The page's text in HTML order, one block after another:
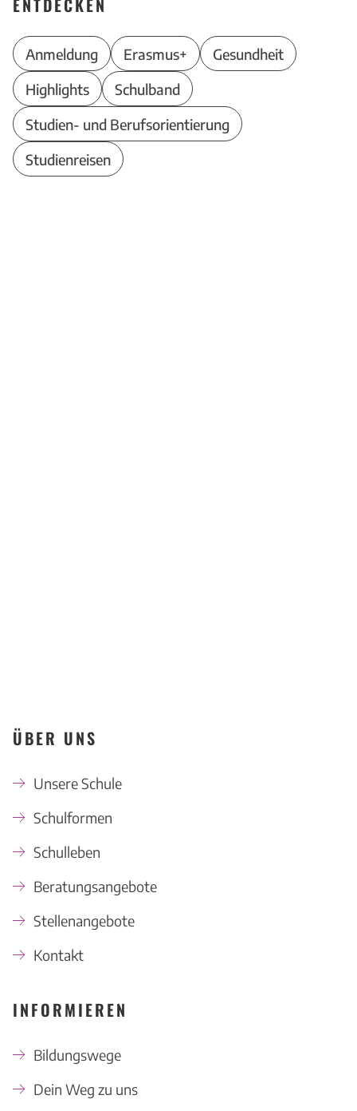
ENTDECKEN
Anmeldung Erasmus+
Gesundheit
Highlights
Schulband
Studien- und Berufsorientierung
Studienreisen
ÜBER UNS
Unsere Schule
Schulformen
Schulleben
Beratungsangebote
Stellenangebote
Kontakt
INFORMIEREN
Bildungswege
Dein Weg zu uns